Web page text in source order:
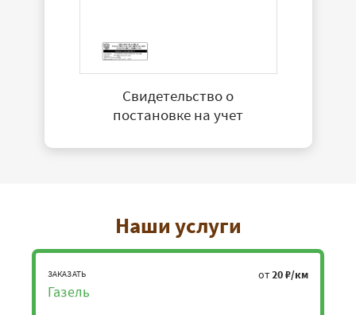
Свидетельство о
постановке на учет
Наши услуги
ЗАКАЗАТЬ
Газель
от20 ₽/км